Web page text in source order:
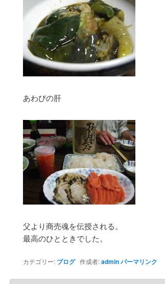
あわびの肝
父より商売魂を伝授される。
最高のひとときでした。
カテゴリー: ブログ作成者:adminパーマリンク